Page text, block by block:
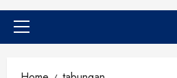
Primary